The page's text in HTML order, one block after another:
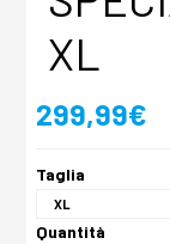
XL
299,99€
Taglia
Quantità